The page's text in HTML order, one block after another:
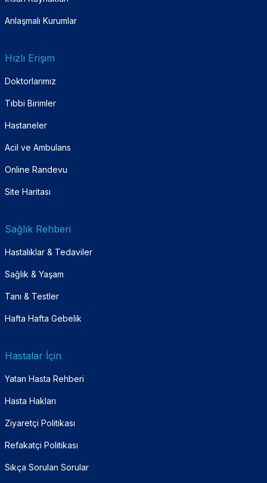
Anlaşmalı Kurumlar
Hızlı Erişim
Doktorlarımız
Tıbbi Birimler
Hastaneler
Acil ve Ambulans
Online Randevu
Site Haritası
Sağlık Rehberi
Hastalıklar & Tedaviler
Sağlık & Yaşam
Tanı & Testler
Hafta Hafta Gebelik
Hastalar İçin
Yatan Hasta Rehberi
Hasta Hakları
Ziyaretçi Politikası
Refakatçi Politikası
Sıkça Sorulan Sorular